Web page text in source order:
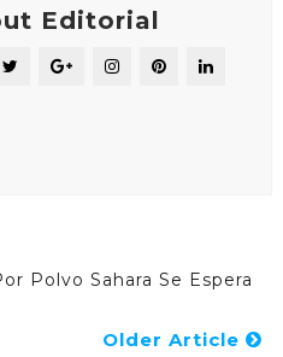
Editorial
Polvo Sahara Se Espera
Older Article